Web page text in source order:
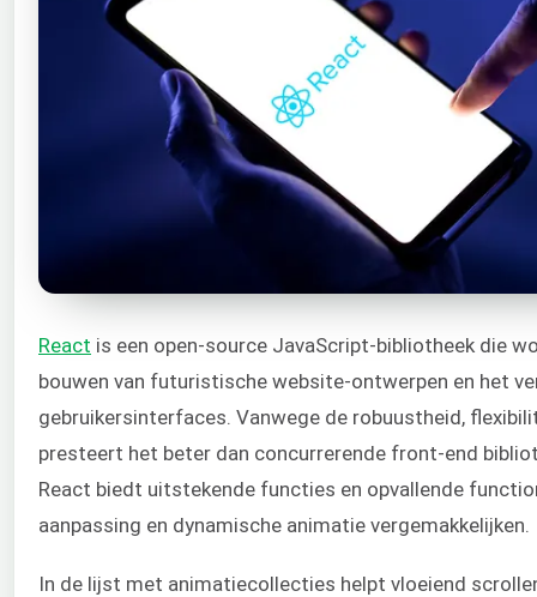
React is een open-source JavaScript-bibliotheek die
bouwen van futuristische website-ontwerpen en het
gebruikersinterfaces. Vanwege de robuustheid,
presteert het beter dan concurrerende front-end
React biedt uitstekende functies en opvallende
aanpassing en dynamische animatie vergemakkelijken.
In de lijst met animatiecollecties helpt vloeiend